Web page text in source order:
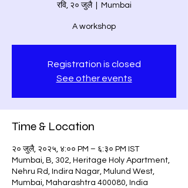
रवि, २० जुलै
  |
Mumbai
A workshop
Registration is closed
See other events
Time & Location
२० जुलै, २०२५, ४:०० PM – ६:३० PM IST
Mumbai, B, 302, Heritage Holy Apartment,
Nehru Rd, Indira Nagar, Mulund West,
Mumbai, Maharashtra 400080, India